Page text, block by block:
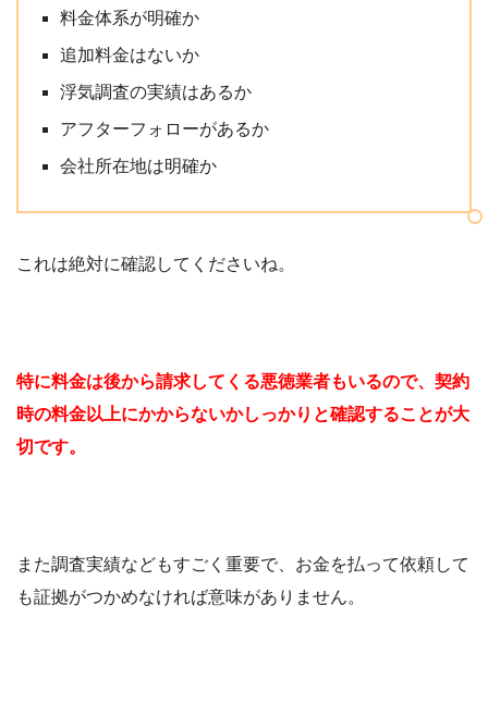
料金体系が明確か
追加料金はないか
浮気調査の実績はあるか
アフターフォローがあるか
会社所在地は明確か
これは絶対に確認してくださいね。
特に料金は後から請求してくる悪徳業者もいるので、契約
時の料金以上にかからないかしっかりと確認することが大
切です。
また調査実績などもすごく重要で、お金を払って依頼して
も証拠がつかめなければ意味がありません。